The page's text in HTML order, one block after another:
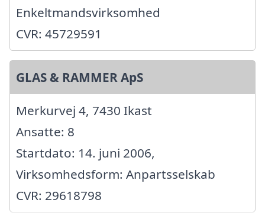
Enkeltmandsvirksomhed
CVR: 45729591
GLAS & RAMMER ApS
Merkurvej 4, 7430 Ikast
Ansatte: 8
Startdato: 14. juni 2006,
Virksomhedsform: Anpartsselskab
CVR: 29618798